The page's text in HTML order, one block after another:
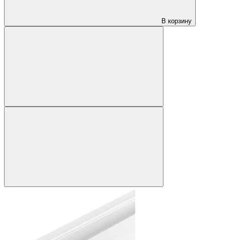
В корзину